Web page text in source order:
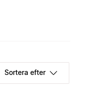
Sortera efter